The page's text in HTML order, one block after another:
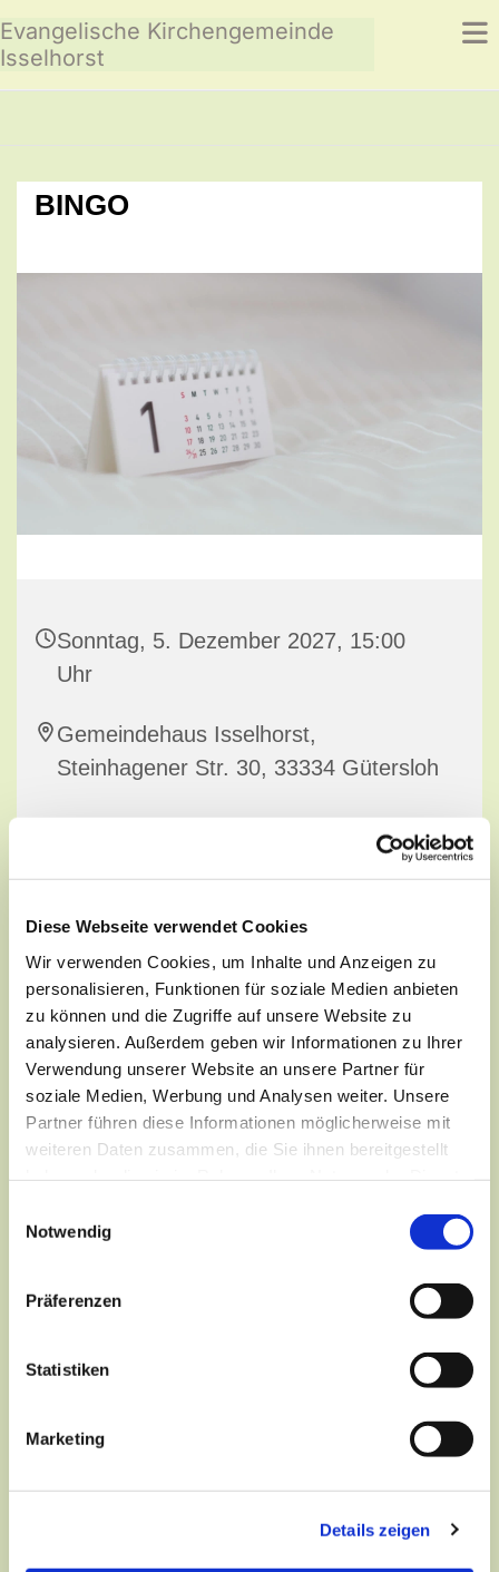
Diese Webseite verwendet Cookies
Wir verwenden Cookies, um Inhalte und Anzeigen zu
personalisieren, Funktionen für soziale Medien anbieten
zu können und die Zugriffe auf unsere Website zu
analysieren. Außerdem geben wir Informationen zu Ihrer
Verwendung unserer Website an unsere Partner für
soziale Medien, Werbung und Analysen weiter. Unsere
Partner führen diese Informationen möglicherweise mit
weiteren Daten zusammen, die Sie ihnen bereitgestellt
Notwendig
Präferenzen
Statistiken
Marketing
Details zeigen
Evangelische Kirchengemeinde
Isselhorst
BINGO
Sonntag, 5. Dezember 2027, 15:00
Uhr
Gemeindehaus Isselhorst,
Steinhagener Str. 30, 33334 Gütersloh